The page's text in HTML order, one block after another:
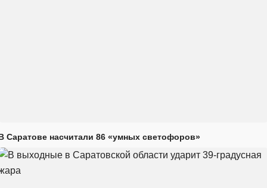
Саратове насчитали 86 «умных светофоров»